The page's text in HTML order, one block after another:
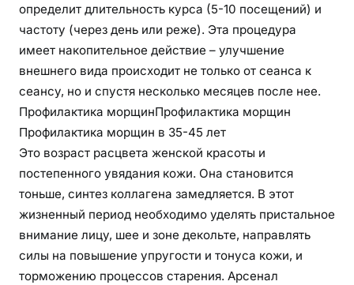
определит длительность курса (5-10 посещений) и
частоту (через день или реже). Эта процедура
имеет накопительное действие – улучшение
внешнего вида происходит не только от сеанса к
сеансу, но и спустя несколько месяцев после нее.
Профилактика морщинПрофилактика морщин
Профилактика морщин в 35-45 лет
Это возраст расцвета женской красоты и
постепенного увядания кожи. Она становится
тоньше, синтез коллагена замедляется. В этот
жизненный период необходимо уделять пристальное
внимание лицу, шее и зоне декольте, направлять
силы на повышение упругости и тонуса кожи, и
торможению процессов старения. Арсенал